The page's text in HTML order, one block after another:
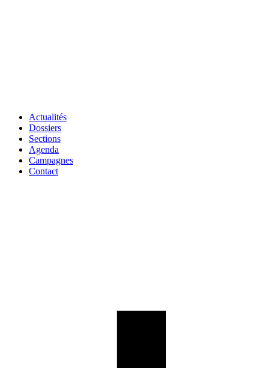
Actualités
Dossiers
Sections
Agenda
Campagnes
Contact